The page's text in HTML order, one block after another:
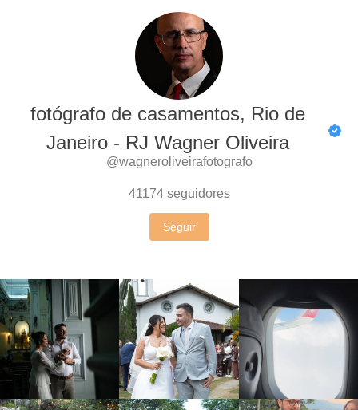
fotógrafo de casamentos, Rio de
Janeiro - RJ Wagner Oliveira
@wagneroliveirafotografo
41174 seguidores
Seguir